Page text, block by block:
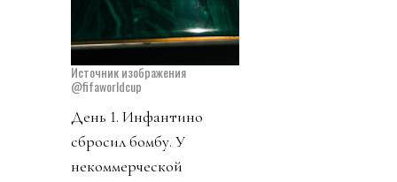
Источник изображения
@fifaworldcup
День 1. Инфантино
сбросил бомбу. У
некоммерческой